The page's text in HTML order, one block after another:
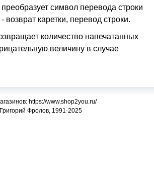
символ перевода строки
возврат каретки, перевод строки.
количество напечатанных
величину в случае
https://www.shop2you.ru/
Фролов, 1991-2025